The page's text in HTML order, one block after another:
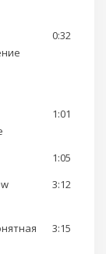
0:32
1:01
1:05
3:12
3:15